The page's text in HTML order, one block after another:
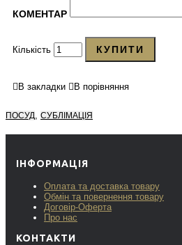
КОМЕНТАР
Кількість КУПИТИ
В закладки В порівняння
ПОСУД СУБЛІМАЦІЯ
ІНФОРМАЦІЯ
Оплата та доставка товару
Обмін та повернення товару
Договір-Оферта
Про нас
КОНТАКТИ